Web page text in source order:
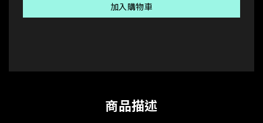
加入購物車
商品描述